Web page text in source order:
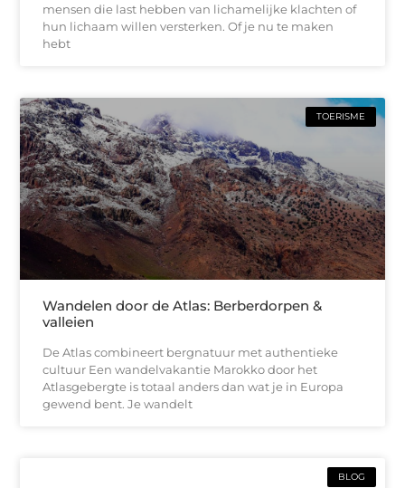
mensen die last hebben van lichamelijke klachten of
hun lichaam willen versterken. Of je nu te maken
hebt
TOERISME
Wandelen door de Atlas: Berberdorpen &
valleien
De Atlas combineert bergnatuur met authentieke
cultuur Een wandelvakantie Marokko door het
Atlasgebergte is totaal anders dan wat je in Europa
gewend bent. Je wandelt
BLOG